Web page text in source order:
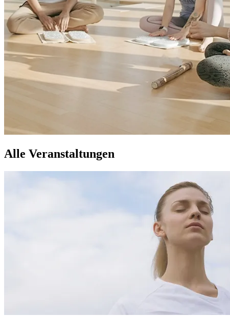
Alle Veranstaltungen